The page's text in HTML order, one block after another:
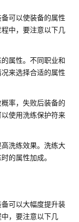
可以使装备的属性
中，要注意以下几
属性。不同职业和
来选择合适的属性
率，失败后装备的
使用洗练保护符来
洗练效果。洗练大
的属性加成。
可以大幅度提升装
，要注意以下几